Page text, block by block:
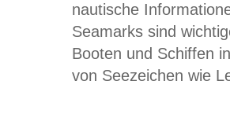
nautische
Seamarks sind
Booten und Schiffen
von Seezeichen wie